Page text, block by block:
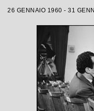
26 GENNAIO 1960 - 31